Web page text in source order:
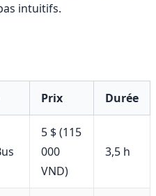
intuitifs.
Prix Durée
5 $ (115
000
VND)
3,5 h